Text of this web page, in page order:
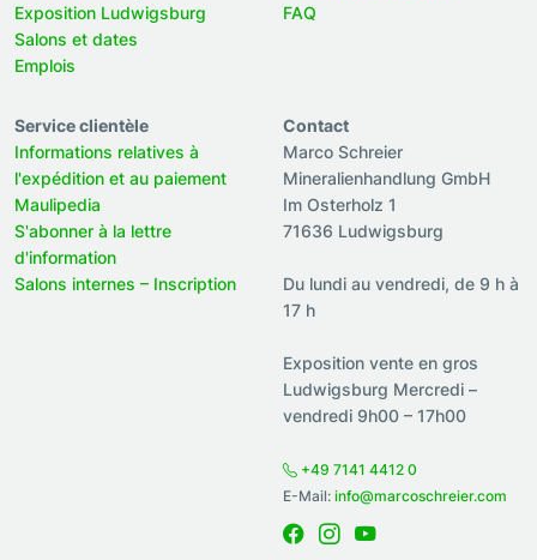
Exposition Ludwigsburg
Salons et dates
Emplois
FAQ
Service clientèle
Informations relatives à
l'expédition et au paiement
Maulipedia
S'abonner à la lettre
d'information
Salons internes – Inscription
Contact
Marco Schreier
Mineralienhandlung GmbH
Im Osterholz 1
71636 Ludwigsburg
Du lundi au vendredi, de 9 h à
17 h
Exposition vente en gros
Ludwigsburg Mercredi –
vendredi 9h00 – 17h00
+49 7141 4412 0
E-Mail: info@marcoschreier.com